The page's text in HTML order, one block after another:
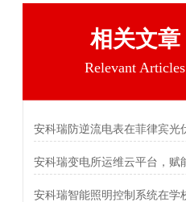
相关文章
Relevant Articles